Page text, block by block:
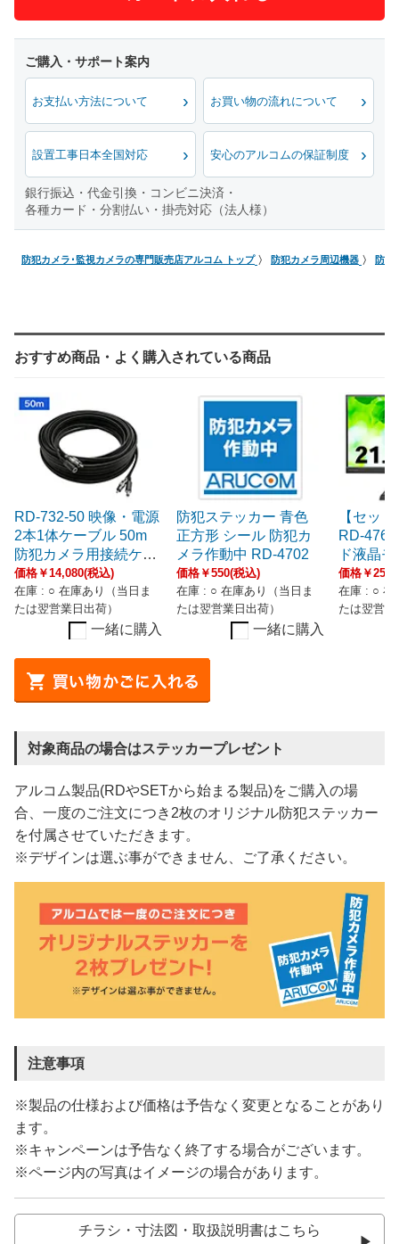
お支払い方法について お買い物の流れについて
設置工事日本全国対応 安心のアルコムの保証制度
銀行振込・代金引換・コンビニ決済・
各種カード・分割払い・掛売対応（法人様）
防犯カメラ･監視カメラの専門販売店アルコム トップ 防犯カメラ周辺機器 防犯
おすすめ商品・よく購入されている商品
RD-732-50 映像・電源
2本1体ケーブル 50m
防犯カメラ用接続ケー
ブル
価格￥14,080(税込)
在庫 : ○ 在庫あり（当日ま
たは翌営業日出荷）
一緒に購入
防犯ステッカー 青色
正方形 シール 防犯カ
メラ作動中 RD-4702
価格￥550(税込)
在庫 : ○ 在庫あり（当日ま
たは翌営業日出荷）
一緒に購入
【セッ
RD-
ド液晶
価格￥
在庫 : ○ 在
たは翌営
対象商品の場合はステッカープレゼント
アルコム製品(RDやSETから始まる製品)をご購入の場
合、一度のご注文につき2枚のオリジナル防犯ステッカー
を付属させていただきます。
※デザインは選ぶ事ができません、ご了承ください。
注意事項
※製品の仕様および価格は予告なく変更となることがあり
ます。
※キャンペーンは予告なく終了する場合がございます。
※ページ内の写真はイメージの場合があります。
チラシ・寸法図・取扱説明書はこちら